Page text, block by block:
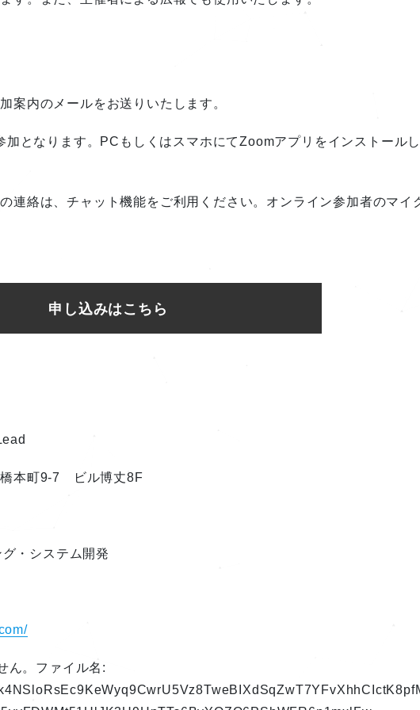
案内のメールをお送りいたします。
となります。PCもしくはスマホにてZoomアプリをインストール
連絡は、チャット機能をご利用ください。オンライン参加者のマイ
申し込みはこちら
本町9-7 ビル博丈8F
システム開発